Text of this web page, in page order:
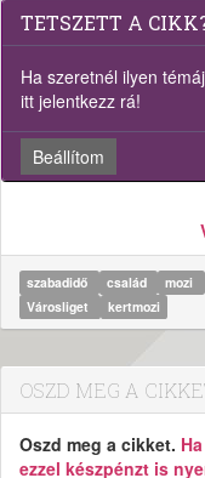
TETSZETT A
Ha szeretnél ilyen
itt jelentkezz rá!
Beállítom
szabadidő család mozi
Városliget
kertmozi
OSZD MEG A
Oszd meg a cikket.
ezzel készpénzt is